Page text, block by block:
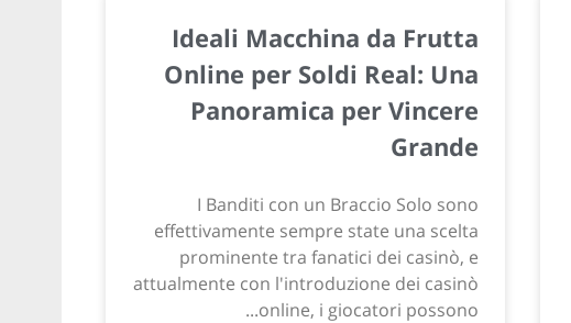
Ideali Macchina da Frutta
Online per Soldi Real: Una
Panoramica per Vincere
Grande
I Banditi con un Braccio Solo sono
effettivamente sempre state una scelta
prominente tra fanatici dei casinò, e
attualmente con l'introduzione dei casinò
online, i giocatori possono...